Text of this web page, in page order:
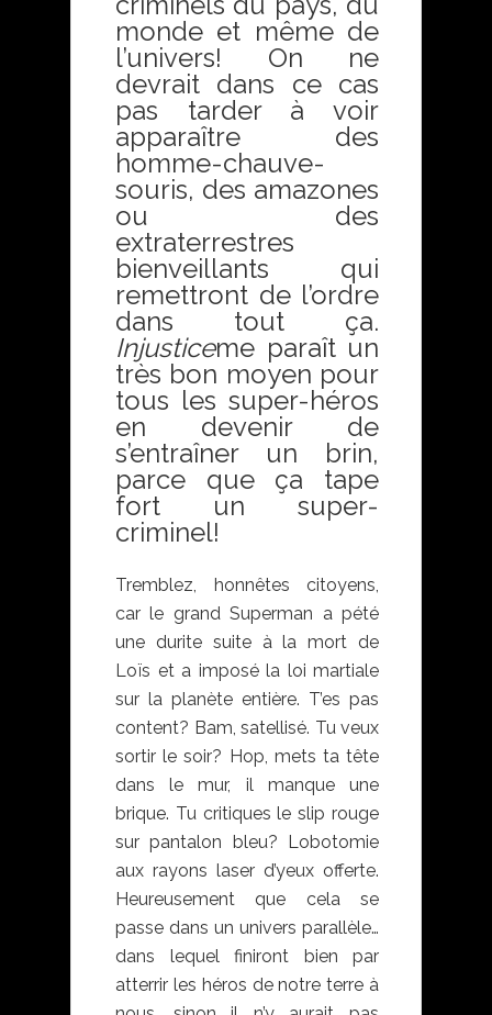
monde et même de
l’univers! On ne
devrait dans ce cas
pas tarder à voir
apparaître des
homme-chauve-
souris, des amazones
ou des
extraterrestres
bienveillants qui
remettront de l’ordre
dans tout ça.
Injusticeme paraît un
très bon moyen pour
tous les super-héros
en devenir de
s’entraîner un brin,
parce que ça tape
fort un super-
criminel!
Tremblez, honnêtes citoyens,
car le grand Superman a pété
une durite suite à la mort de
Loïs et a imposé la loi martiale
sur la planète entière. T’es pas
content? Bam, satellisé. Tu veux
sortir le soir? Hop, mets ta tête
dans le mur, il manque une
brique. Tu critiques le slip rouge
sur pantalon bleu? Lobotomie
aux rayons laser d’yeux offerte.
Heureusement que cela se
passe dans un univers parallèle…
dans lequel finiront bien par
atterrir les héros de notre terre à